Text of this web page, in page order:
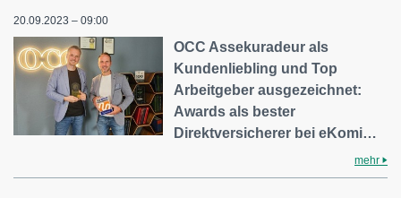
20.09.2023 – 09:00
OCC Assekuradeur als
Kundenliebling und Top
Arbeitgeber ausgezeichnet:
Awards als bester
Direktversicherer bei eKomi…
mehr